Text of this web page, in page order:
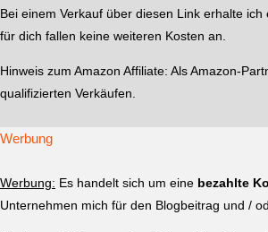
Bei einem Verkauf über diesen Link erhalte ich
für dich fallen keine weiteren Kosten an.
Hinweis zum Amazon Affiliate: Als Amazon-
qualifizierten Verkäufen.
Werbung
Werbung: Es handelt sich um eine bezahlte
Unternehmen mich für den Blogbeitrag und /